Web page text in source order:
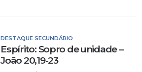
DESTAQUE SECUNDÁRIO
Espírito: Sopro de unidade –
João 20,19-23